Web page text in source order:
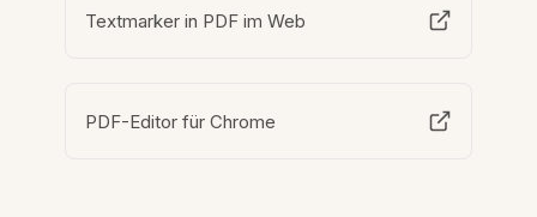
Textmarker in PDF im Web
PDF-Editor für Chrome